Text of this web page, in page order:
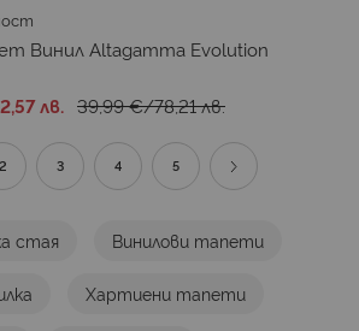
Винил Altagamma Evolution
лв. 39,99 €/78,21 лв.
Страница
Страница
2 Страница
3 Страница
4 Страница
5 Страница
Продължи
стая Винилови тапети
Хартиени тапети